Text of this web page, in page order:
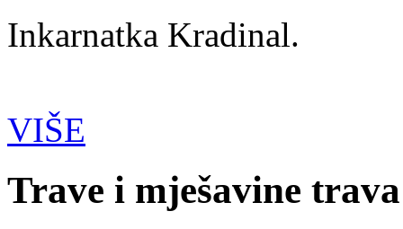
Inkarnatka Kradinal.
VIŠE
Trave i mješavine trava